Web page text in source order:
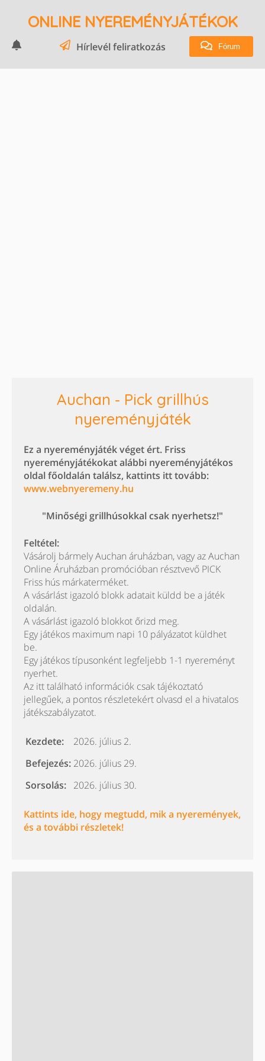
ONLINE NYEREMÉNYJÁTÉKOK
Hírlevél feliratkozás Fórum
Auchan - Pick grillhús
nyereményjáték
Ez a nyereményjáték véget ért. Friss
nyereményjátékokat alábbi nyereményjátékos
oldal főoldalán találsz, kattints itt tovább:
www.webnyeremeny.hu
"Minőségi grillhúsokkal csak nyerhetsz!"
Feltétel:
Vásárolj bármely Auchan áruházban, vagy az Auchan
Online Áruházban promócióban résztvevő PICK
Friss hús márkaterméket.
A vásárlást igazoló blokk adatait küldd be a játék
oldalán.
A vásárlást igazoló blokkot őrizd meg.
Egy játékos maximum napi 10 pályázatot küldhet
be.
Egy játékos típusonként legfeljebb 1-1 nyereményt
nyerhet.
Az itt található információk csak tájékoztató
jellegűek, a pontos részletekért olvasd el a hivatalos
játékszabályzatot.
Kezdete:
2026. július 2.
Befejezés: 2026. július 29.
Sorsolás: 2026. július 30.
Kattints ide, hogy megtudd, mik a nyeremények,
és a további részletek!